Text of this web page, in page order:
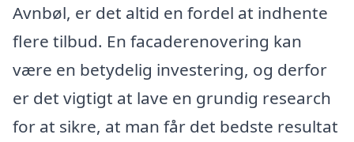
Avnbøl, er det altid en fordel at indhente
flere tilbud. En facaderenovering kan
være en betydelig investering, og derfor
er det vigtigt at lave en grundig research
for at sikre, at man får det bedste resultat